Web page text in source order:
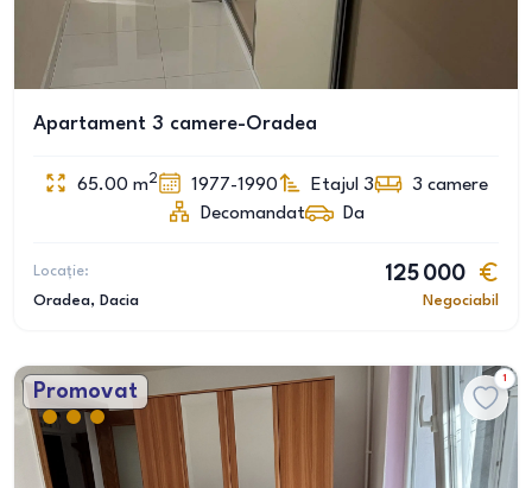
Apartament 3 camere-Oradea
65.00 m2 1977-1990 Etajul 3 3 camere
Decomandat
Da
Locație:
Oradea, Dacia
125 000
Negociabil
Promovat
1